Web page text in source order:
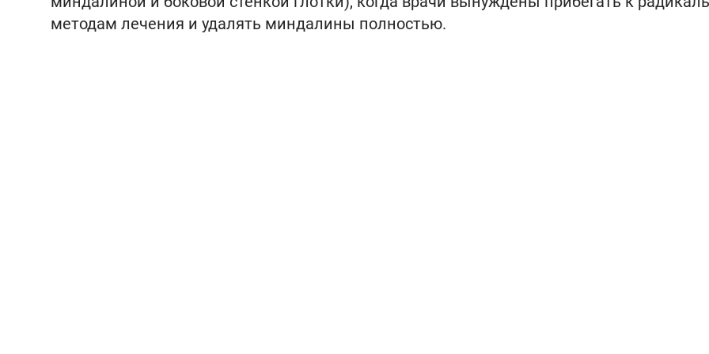
методам лечения и удалять миндалины полностью.